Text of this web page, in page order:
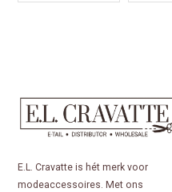
E.L. Cravatte is hét merk voor
modeaccessoires. Met ons